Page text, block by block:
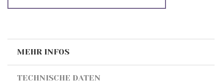
MEHR INFOS
TECHNISCHE DATEN